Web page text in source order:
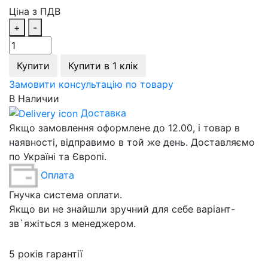
Ціна з ПДВ
+
-
Купити
Купити в 1 клік
Замовити консультацію по товару
В Наличии
Доставка
Якщо замовлення оформлене до 12.00, і товар в
наявності, відправимо в той же день. Доставляємо
по Україні та Європі.
Оплата
Гнучка система оплати.
Якщо ви не знайшли зручний для себе варіант-
зв`яжіться з менеджером.
5 років гарантії